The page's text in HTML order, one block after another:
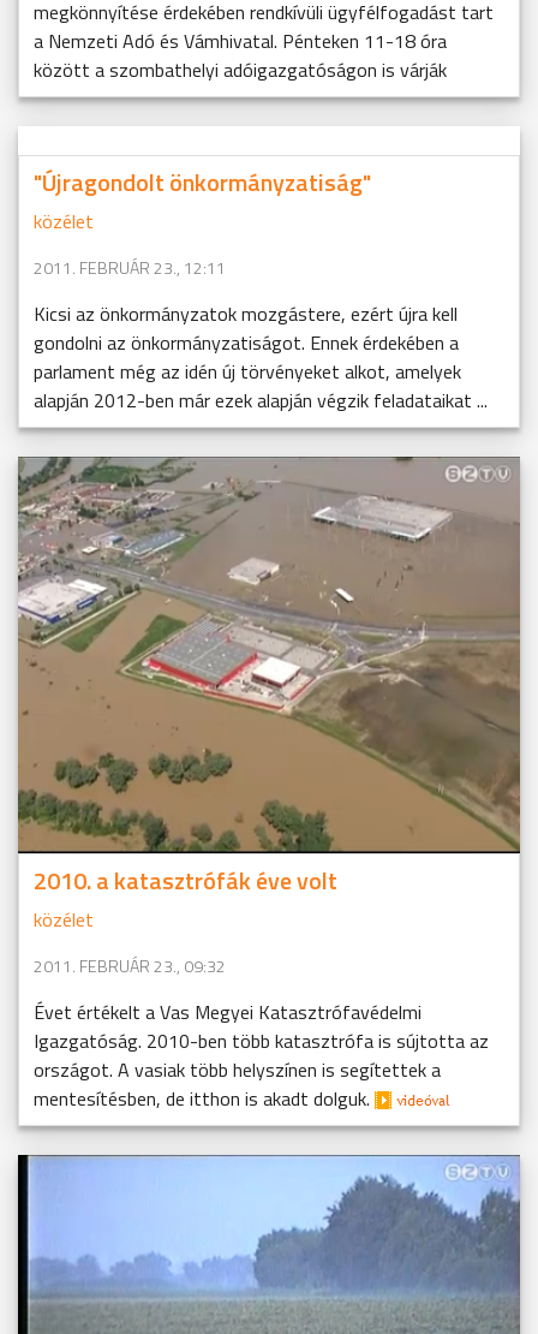
megkönnyítése érdekében rendkívüli ügyfélfogadást tart
a Nemzeti Adó és Vámhivatal. Pénteken 11-18 óra
között a szombathelyi adóigazgatóságon is várják
"Újragondolt önkormányzatiság"
közélet
2011. FEBRUÁR 23., 12:11
Kicsi az önkormányzatok mozgástere, ezért újra kell
gondolni az önkormányzatiságot. Ennek érdekében a
parlament még az idén új törvényeket alkot, amelyek
alapján 2012-ben már ezek alapján végzik feladataikat ...
2010. a katasztrófák éve volt
közélet
2011. FEBRUÁR 23., 09:32
Évet értékelt a Vas Megyei Katasztrófavédelmi
Igazgatóság. 2010-ben több katasztrófa is sújtotta az
országot. A vasiak több helyszínen is segítettek a
mentesítésben, de itthon is akadt dolguk.